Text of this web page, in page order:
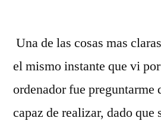
Una de las cosas mas
el mismo instante que vi
ordenador fue preguntarme
capaz de realizar, dado que